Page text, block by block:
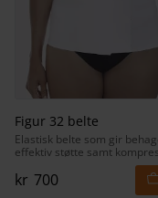
Figur 32 belte
Elastisk belte som gir
effektiv støtte samt
kr 700